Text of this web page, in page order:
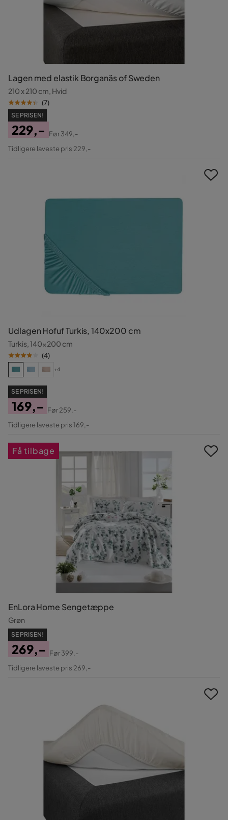
Lagen med elastik Borganäs of Sweden
210 x 210 cm, Hvid
(7)
SE PRISEN!
Pris
229,-
Original
Før349,-
Tidligere laveste pris 229,-
Udlagen Hofuf Turkis, 140x200 cm
Turkis, 140x200 cm
(4)
+4
SE PRISEN!
Pris
169,-
Original
Før259,-
Tidligere laveste pris 169,-
EnLora Home Sengetæppe
Grøn
SE PRISEN!
Pris
269,-
Original
Før399,-
Tidligere laveste pris 269,-
Få tilbage